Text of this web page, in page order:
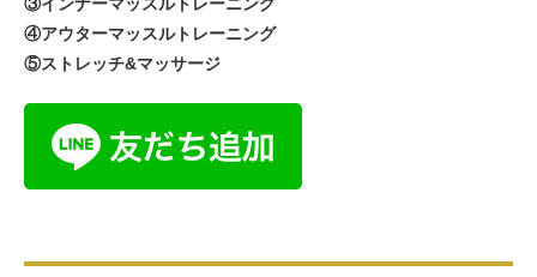
④アウターマッスルトレーニング
⑤ストレッチ&マッサージ